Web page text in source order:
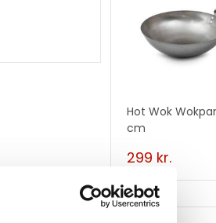
Hot Wok
cm
299 kr.